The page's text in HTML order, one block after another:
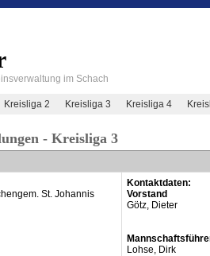
im Schach
Kreisliga 2 Kreisliga 3 Kreisliga 4
- Kreisliga 3
St. Johannis
Kontaktdaten:
Vorstand
Götz, Dieter
Lohse, Dirk